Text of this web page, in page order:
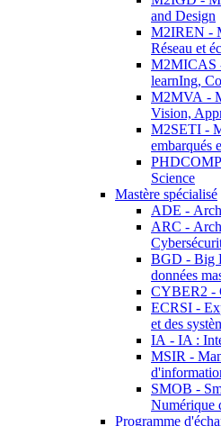
and Design
M2IREN -
Réseau et
M2MICAS
learnIng,
M2MVA -
Vision,
M2SETI -
embarqués
Science
Mastère spécialisé
ADE -
ARC -
BGD - Big
données
CYBER2 -
ECRSI -
et des
IA - IA :
MSIR -
SMOB -
Numérique
Programme